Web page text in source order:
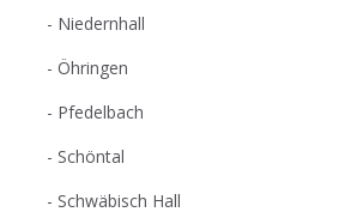
Niedernhall
Öhringen
Pfedelbach
Schöntal
Schwäbisch Hall